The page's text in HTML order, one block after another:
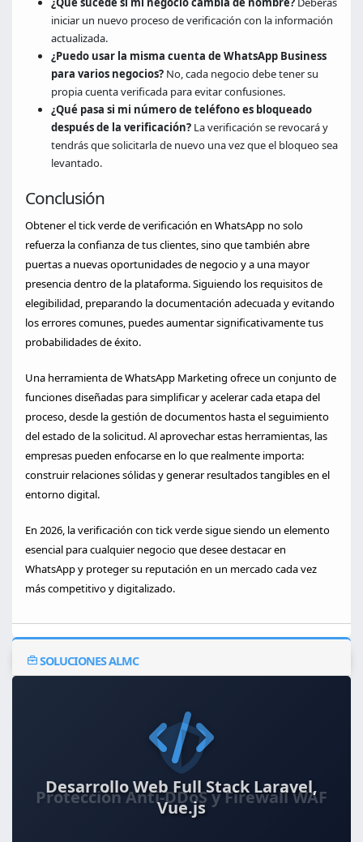
iniciar un nuevo proceso de verificación con la información
actualizada.
¿Puedo usar la misma cuenta de WhatsApp Business
para varios negocios? No, cada negocio debe tener su
propia cuenta verificada para evitar confusiones.
¿Qué pasa si mi número de teléfono es bloqueado
después de la verificación? La verificación se revocará y
tendrás que solicitarla de nuevo una vez que el bloqueo sea
levantado.
Conclusión
Obtener el tick verde de verificación en WhatsApp no solo
refuerza la confianza de tus clientes, sino que también abre
puertas a nuevas oportunidades de negocio y a una mayor
presencia dentro de la plataforma. Siguiendo los requisitos de
elegibilidad, preparando la documentación adecuada y evitando
los errores comunes, puedes aumentar significativamente tus
probabilidades de éxito.
Una herramienta de WhatsApp Marketing ofrece un conjunto de
funciones diseñadas para simplificar y acelerar cada etapa del
proceso, desde la gestión de documentos hasta el seguimiento
del estado de la solicitud. Al aprovechar estas herramientas, las
empresas pueden enfocarse en lo que realmente importa:
construir relaciones sólidas y generar resultados tangibles en el
entorno digital.
En 2026, la verificación con tick verde sigue siendo un elemento
esencial para cualquier negocio que desee destacar en
WhatsApp y proteger su reputación en un mercado cada vez
más competitivo y digitalizado.
SOLUCIONES ALMC
Desarrollo Web Full Stack Laravel,
Vue.js